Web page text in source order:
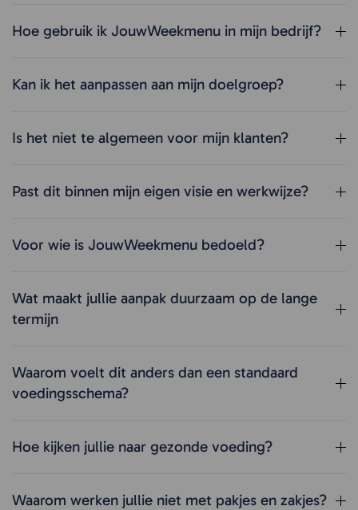
Hoe gebruik ik JouwWeekmenu in mijn bedrijf?
Kan ik het aanpassen aan mijn doelgroep?
Is het niet te algemeen voor mijn klanten?
Past dit binnen mijn eigen visie en werkwijze?
Voor wie is JouwWeekmenu bedoeld?
Wat maakt jullie aanpak duurzaam op de lange
termijn
Waarom voelt dit anders dan een standaard
voedingsschema?
Hoe kijken jullie naar gezonde voeding?
Waarom werken jullie niet met pakjes en zakjes?